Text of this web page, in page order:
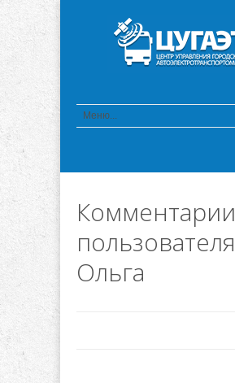
Комментарии
пользователя
Ольга